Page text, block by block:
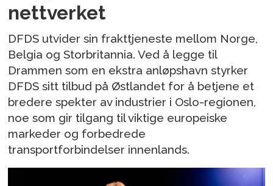
nettverket
DFDS utvider sin frakttjeneste mellom Norge,
Belgia og Storbritannia. Ved å legge til
Drammen som en ekstra anløpshavn styrker
DFDS sitt tilbud på Østlandet for å betjene et
bredere spekter av industrier i Oslo-regionen,
noe som gir tilgang til viktige europeiske
markeder og forbedrede
transportforbindelser innenlands.